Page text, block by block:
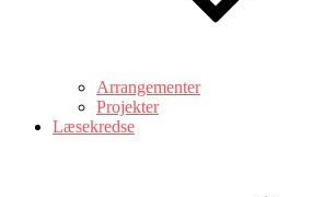
Arrangementer
Projekter
Læsekredse